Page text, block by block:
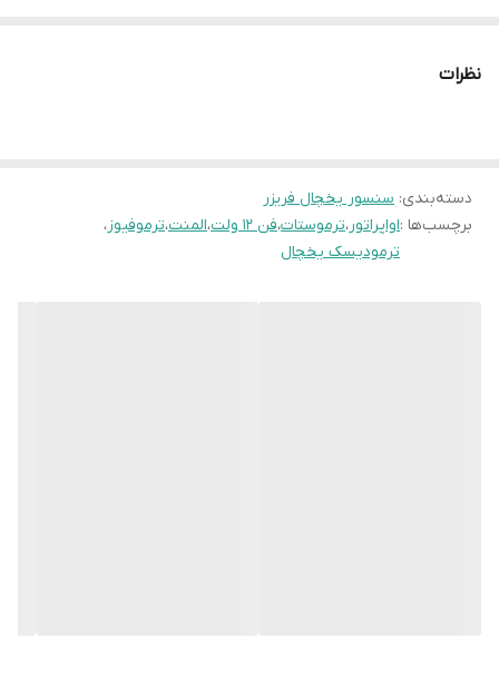
سیستم یخ زدایی و سایر اجزا هستند.
سنسور NTC (Negative Temperature Coefficient)
نظرات
دسته‌بندی: سنسور یخچال فریزر
برچسب‌ها :اواپراتور،ترموستات،فن ۱۲ ولت ،المنت،ترموفیوز،
ترمودیسک یخچال